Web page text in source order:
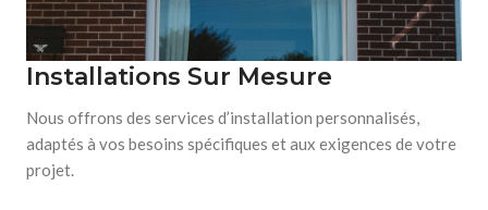
Installations Sur Mesure
Nous offrons des services d’installation personnalisés,
adaptés à vos besoins spécifiques et aux exigences de votre
projet.